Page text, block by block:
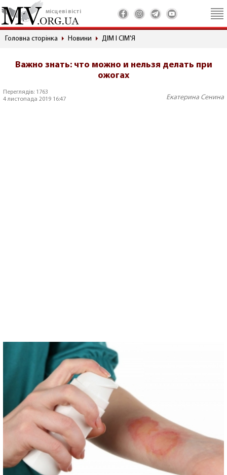
місцеві вісті
Головна сторінка Новини ДІМ І СІМ'Я
Важно знать: что можно и нельзя делать при
ожогах
Переглядів: 1763
4 листопада 2019 16:47
Екатерина Сенина